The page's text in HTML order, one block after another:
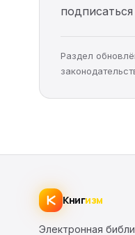
Раздел
Книгизм
Электронная